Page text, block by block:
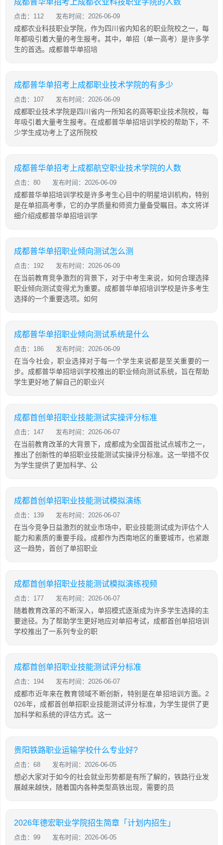
成都普华单招考上成都农业科技职业学院的人数
点击：112 发布时间：2026-06-09
成都农业科技职业学院，作为四川省内知名的职业院校之一，每
年都吸引着大量的考生报考。其中，单招（单一高考）是许多学
生的首选。成都普华单招培
成都普华单招考上成都职业技术学院的有多少
点击：107 发布时间：2026-06-09
成都职业技术学院是四川省内一所知名的高等职业技术院校，每
年吸引着大量考生报考。在成都普华单招培训学校的帮助下，不
少学生成功考上了这所院校
成都普华单招考上成都航空职业技术学院的人数
点击：80 发布时间：2026-06-09
成都普华单招培训学校是许多考生心目中的明星培训机构，特别
是在单招高考季，它的办学质量和师资力量备受瞩目。本文将详
细介绍成都普华单招培训学
成都普华单招职业倾向测试怎么测
点击：192 发布时间：2026-06-09
在当前教育竞争激烈的背景下，对于中考生来说，如何合理选择
职业倾向测试变得尤为重要。成都普华单招培训学校是许多考生
选择的一个重要选项。如何
成都普华单招职业倾向测试系统是什么
点击：186 发布时间：2026-06-09
在当今社会，职业选择对于每一个学生来说都是至关重要的一
步。成都普华单招培训学校推出的职业倾向测试系统，旨在帮助
学生更好地了解自己的职业兴
成都首创单招职业技能测试实操评分标准
点击：147 发布时间：2026-06-07
在当前教育改革的大背景下，成都成为全国首批试点城市之一，
推出了创新性的单招职业技能测试实操评分标准。这一举措不仅
为学生提供了更加科学、公
成都首创单招职业技能测试模拟演练
点击：139 发布时间：2026-06-07
在当今竞争日益激烈的就业市场中，职业技能测试成为评估个人
能力和素质的重要手段。成都作为西南地区的重要城市，也紧跟
这一趋势，首创了单招职业
成都首创单招职业技能测试模拟演练视频
点击：177 发布时间：2026-06-07
随着教育改革的不断深入，单招模式逐渐成为许多学生选择的主
要途径。为了帮助学生更好地应对单招考试，成都首创单招培训
学校推出了一系列专业的职
成都首创单招职业技能测试评分标准
点击：194 发布时间：2026-06-07
成都市近年来在教育领域不断创新，特别是在单招培训方面。2
026年，成都首创单招职业技能测试评分标准，为学生提供了更
加科学和系统的评估方式。这一
贵阳铁路职业运输学校什么专业好?
点击：68 发布时间：2026-06-05
想必大家对于如今的社会就业形势都是有所了解的，铁路行业发
展越来越快，随着国内各种类型高铁出现，需要的员
2026年德宏职业学院招生简章「计划内招生」
点击：99 发布时间：2026-06-05